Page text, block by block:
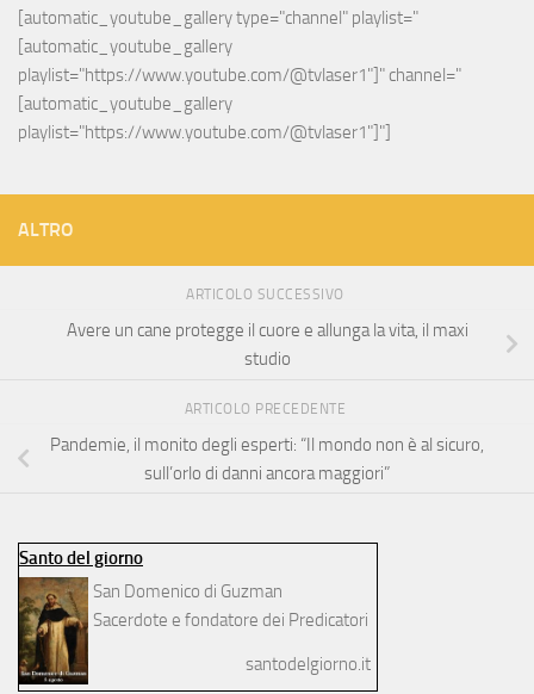
[automatic_youtube_gallery type="channel" playlist="
[automatic_youtube_gallery
playlist="https://www.youtube.com/@tvlaser1"]" channel="
[automatic_youtube_gallery
playlist="https://www.youtube.com/@tvlaser1"]"]
ALTRO
ARTICOLO SUCCESSIVO
Avere un cane protegge il cuore e allunga la vita, il maxi
studio
ARTICOLO PRECEDENTE
Pandemie, il monito degli esperti: “Il mondo non è al sicuro,
sull’orlo di danni ancora maggiori”
Santo del giorno
San Domenico di Guzman
Sacerdote e fondatore dei Predicatori
santodelgiorno.it